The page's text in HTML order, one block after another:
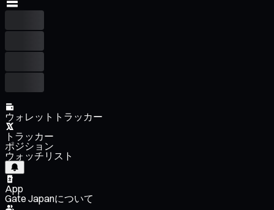
ウォレットトラッカー
トラッカー
ポジション
ウォッチリスト
App
Gate Japanについて